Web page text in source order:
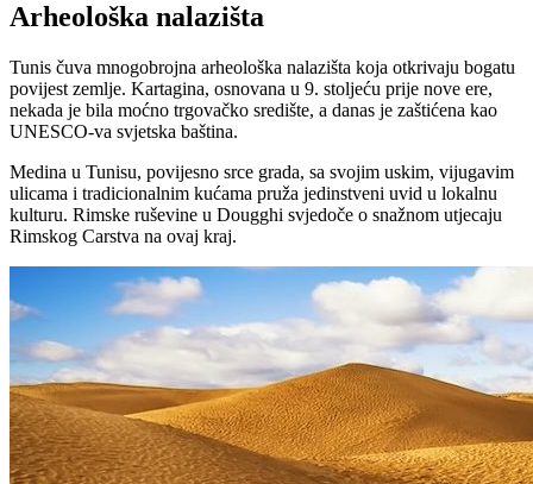
Arheološka nalazišta
Tunis čuva mnogobrojna arheološka nalazišta koja otkrivaju bogatu
povijest zemlje. Kartagina, osnovana u 9. stoljeću prije nove ere,
nekada je bila moćno trgovačko središte, a danas je zaštićena kao
UNESCO-va svjetska baština.
Medina u Tunisu, povijesno srce grada, sa svojim uskim, vijugavim
ulicama i tradicionalnim kućama pruža jedinstveni uvid u lokalnu
kulturu. Rimske ruševine u Dougghi svjedoče o snažnom utjecaju
Rimskog Carstva na ovaj kraj.